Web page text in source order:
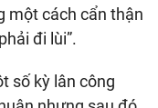
một cách cẩn thận
đi lùi”.
số kỳ lân công